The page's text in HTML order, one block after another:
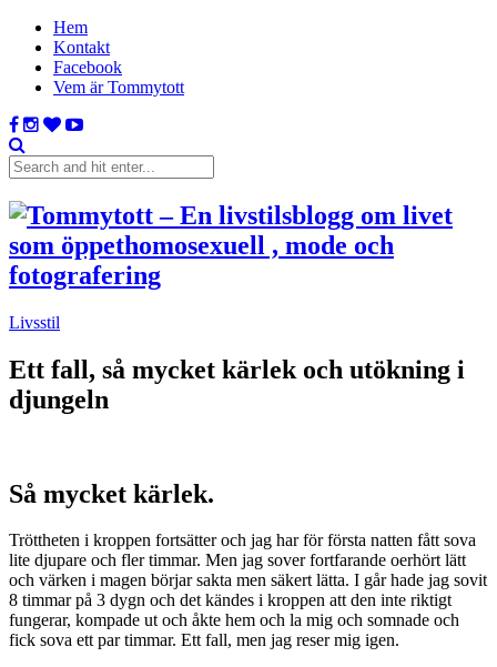
Hem
Kontakt
Facebook
Vem är Tommytott
Livsstil
Ett fall, så mycket kärlek och utökning i
djungeln
Så mycket kärlek.
Tröttheten i kroppen fortsätter och jag har för första natten fått sova
lite djupare och fler timmar. Men jag sover fortfarande oerhört lätt
och värken i magen börjar sakta men säkert lätta. I går hade jag sovit
8 timmar på 3 dygn och det kändes i kroppen att den inte riktigt
fungerar, kompade ut och åkte hem och la mig och somnade och
fick sova ett par timmar. Ett fall, men jag reser mig igen.